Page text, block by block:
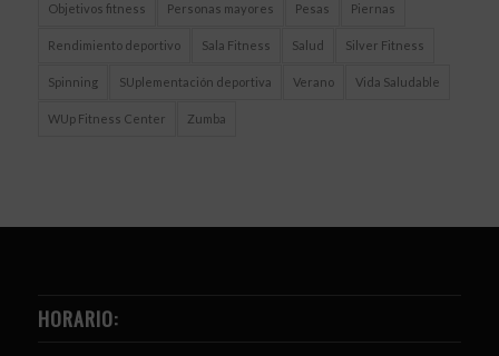
Objetivos fitness Personas mayores Pesas Piernas
Rendimiento deportivo Sala Fitness Salud Silver Fitness
Spinning SUplementación deportiva Verano Vida Saludable
WUp Fitness Center Zumba
HORARIO: